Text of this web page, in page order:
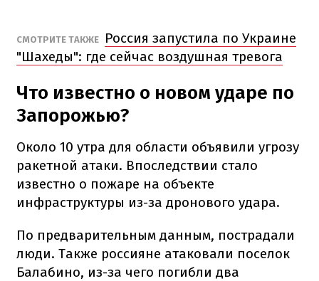
СМОТРИТЕ ТАКЖЕ
Россия запустила по Украине
"Шахеды": где сейчас воздушная тревога
Что известно о новом ударе по
Запорожью?
Около 10 утра для области объявили угрозу
ракетной атаки. Впоследствии стало
известно о пожаре на объекте
инфраструктуры из-за дронового удара.
По предварительным данным, пострадали
люди. Также россияне атаковали поселок
Балабино, из-за чего погибли два